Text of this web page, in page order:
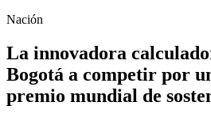
Nación
La innovadora
Bogotá a competir por
premio mundial de